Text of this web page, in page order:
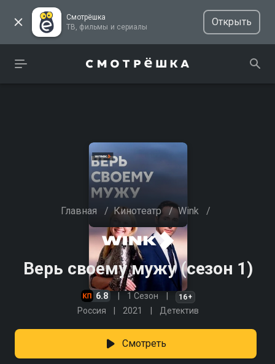
Смотрёшка
ТВ, фильмы и сериалы
Открыть
Главная / Кинотеатр / Wink /
Верь своему мужу (сезон 1)
6.8 1 Сезон 16+
Россия 2021 Детектив
Смотреть